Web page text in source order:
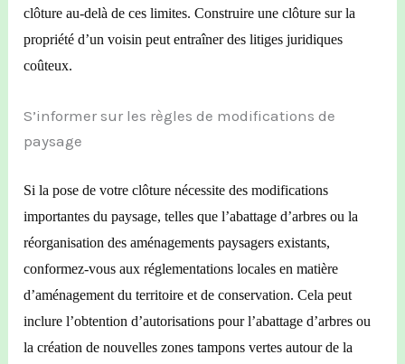
clôture au-delà de ces limites. Construire une clôture sur la
propriété d’un voisin peut entraîner des litiges juridiques
coûteux.
S’informer sur les règles de modifications de
paysage
Si la pose de votre clôture nécessite des modifications
importantes du paysage, telles que l’abattage d’arbres ou la
réorganisation des aménagements paysagers existants,
conformez-vous aux réglementations locales en matière
d’aménagement du territoire et de conservation. Cela peut
inclure l’obtention d’autorisations pour l’abattage d’arbres ou
la création de nouvelles zones tampons vertes autour de la